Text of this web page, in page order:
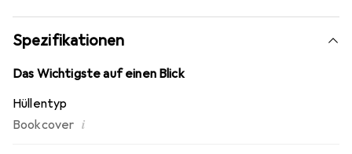
ist die Marke Noreve eine sichere Wahl für eine
anspruchsvolle Kundschaft.
Spezifikationen
Das Wichtigste auf einen Blick
Hüllentyp
Bookcover i